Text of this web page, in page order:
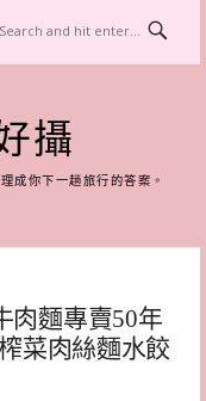
攝
成你下一趟旅行的答案。
肉麵專賣50年
菜肉絲麵水餃